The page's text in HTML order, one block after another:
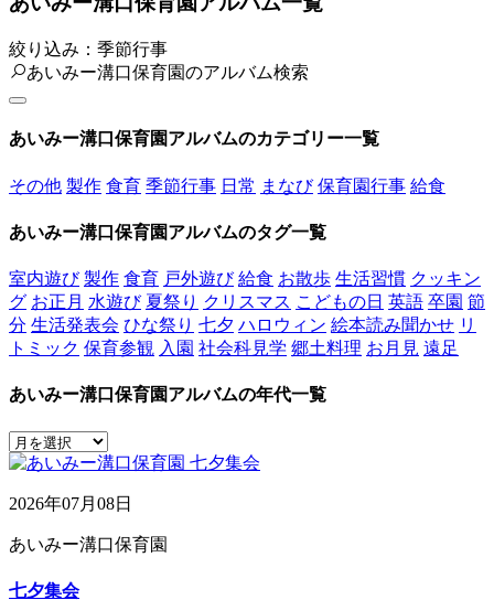
絞り込み：季節行事
あいみー溝口保育園のアルバム検索
あいみー溝口保育園アルバムのカテゴリー一覧
その他 製作 食育 季節行事 日常 まなび 保育園行事 給食
あいみー溝口保育園アルバムのタグ一覧
室内遊び 製作 食育 戸外遊び 給食 お散歩 生活習慣 クッキン
グ お正月 水遊び 夏祭り クリスマス こどもの日 英語 卒園 節
分 生活発表会 ひな祭り 七夕 ハロウィン 絵本読み聞かせ リ
トミック 保育参観 入園 社会科見学 郷土料理 お月見 遠足
あいみー溝口保育園アルバムの年代一覧
2026年07月08日
あいみー溝口保育園
七夕集会